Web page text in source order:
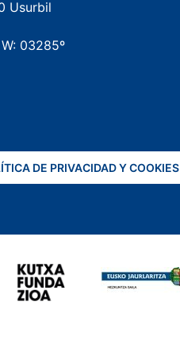
Usurbil
03285º
DE PRIVACIDAD Y COOKIES